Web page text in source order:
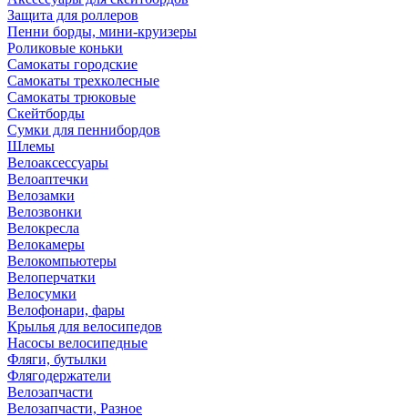
Защита для роллеров
Пенни борды, мини-круизеры
Роликовые коньки
Самокаты городские
Самокаты трехколесные
Самокаты трюковые
Скейтборды
Сумки для пеннибордов
Шлемы
Велоаксессуары
Велоаптечки
Велозамки
Велозвонки
Велокресла
Велокамеры
Велокомпьютеры
Велоперчатки
Велосумки
Велофонари, фары
Крылья для велосипедов
Насосы велосипедные
Фляги, бутылки
Флягодержатели
Велозапчасти
Велозапчасти, Разное